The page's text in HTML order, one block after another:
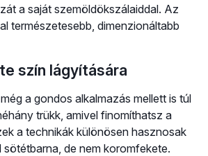
a saját szemöldökszálaiddal. Az
természetesebb, dimenzionáltabb
szín lágyítására
a gondos alkalmazás mellett is túl
trükk, amivel finomíthatsz a
a technikák különösen hasznosak
sötétbarna, de nem koromfekete.